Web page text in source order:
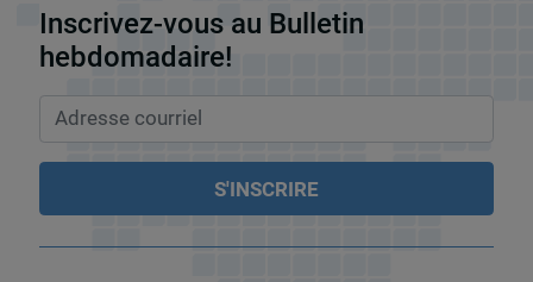
Inscrivez-vous au Bulletin
hebdomadaire!